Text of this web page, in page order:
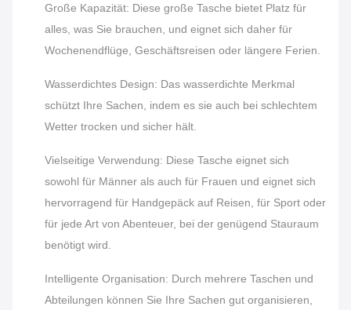
Große Kapazität: Diese große Tasche bietet Platz für
alles, was Sie brauchen, und eignet sich daher für
Wochenendflüge, Geschäftsreisen oder längere Ferien.
Wasserdichtes Design: Das wasserdichte Merkmal
schützt Ihre Sachen, indem es sie auch bei schlechtem
Wetter trocken und sicher hält.
Vielseitige Verwendung: Diese Tasche eignet sich
sowohl für Männer als auch für Frauen und eignet sich
hervorragend für Handgepäck auf Reisen, für Sport oder
für jede Art von Abenteuer, bei der genügend Stauraum
benötigt wird.
Intelligente Organisation: Durch mehrere Taschen und
Abteilungen können Sie Ihre Sachen gut organisieren,